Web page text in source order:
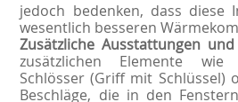
jedoch bedenken, dass diese
wesentlich besseren
Zusätzliche Ausstattungen
zusätzlichen Elemente wie
Schlösser (Griff mit Schlüssel)
Beschläge, die in den